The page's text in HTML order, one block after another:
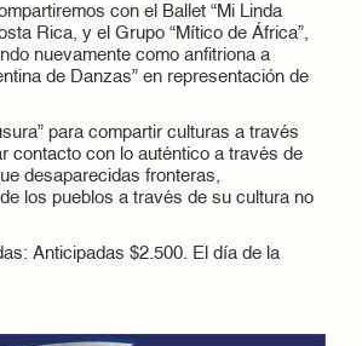
con el Ballet “Mi Linda
Rica, y el Grupo “Mítico de África”,
nuevamente como anfitriona a
de Danzas” en representación de
para compartir culturas a través
contacto con lo auténtico a través de
desaparecidas fronteras,
los pueblos a través de su cultura no
Anticipadas $2.500. El día de la